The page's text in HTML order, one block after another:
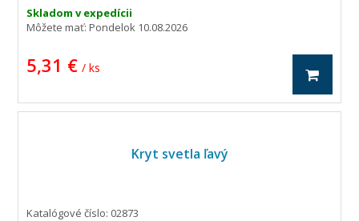
Skladom v expedícii
Môžete mať:Pondelok 10.08.2026
5,31 € / ks
Kryt svetla ľavý
Katalógové číslo: 02873